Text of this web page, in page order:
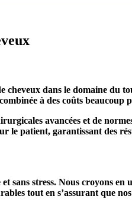
dans le domaine du
à des coûts
avancées et de
le patient, garantissant des
stress. Nous croyons
tout en s’assurant que